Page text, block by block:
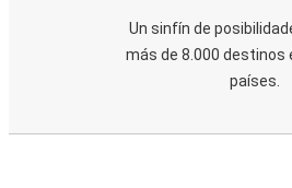
Un sinfín de
más de 8.000 destinos
países.